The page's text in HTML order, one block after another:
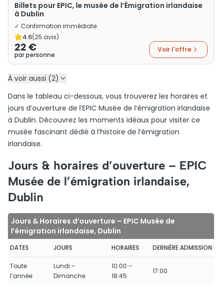
Billets pour EPIC, le musée de l’Émigration irlandaise
à Dublin
✓ Confirmation immédiate
4.6(25 avis)
22 €
par personne
Voir l'offre
À voir aussi (2)
Dans le tableau ci-dessous, vous trouverez les horaires et
jours d’ouverture de l’EPIC Musée de l’émigration irlandaise
à Dublin. Découvrez les moments idéaux pour visiter ce
musée fascinant dédié à l’histoire de l’émigration
irlandaise.
Jours & horaires d’ouverture – EPIC
Musée de l’émigration irlandaise,
Dublin
Jours & Horaires d’ouverture – EPIC Musée de
l’émigration irlandaise, Dublin
DATES JOURS HORAIRES DERNIÈRE ADMISSION
Toute
l’année
Lundi –
Dimanche
10:00 –
18:45
17:00